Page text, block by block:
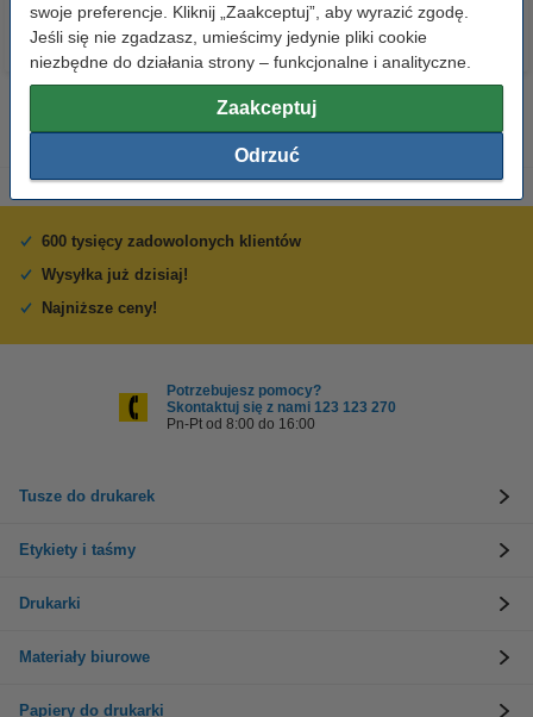
swoje preferencje. Kliknij „Zaakceptuj”, aby wyrazić zgodę.
Jeśli się nie zgadzasz, umieścimy jedynie pliki cookie
niezbędne do działania strony – funkcjonalne i analityczne.
Zaakceptuj
Odrzuć
600 tysięcy zadowolonych klientów
Wysyłka już dzisiaj!
Najniższe ceny!
Potrzebujesz pomocy?
Skontaktuj się z nami 123 123 270
Pn-Pt od 8:00 do 16:00
Tusze do drukarek
Etykiety i taśmy
Drukarki
Materiały biurowe
Papiery do drukarki